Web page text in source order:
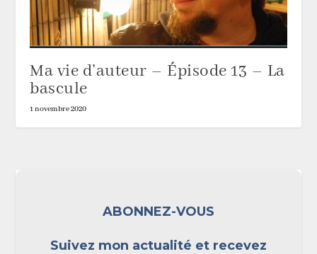
Ma vie d’auteur – Épisode 13 – La
bascule
1 novembre 2020
ABONNEZ-VOUS
Suivez mon actualité et recevez